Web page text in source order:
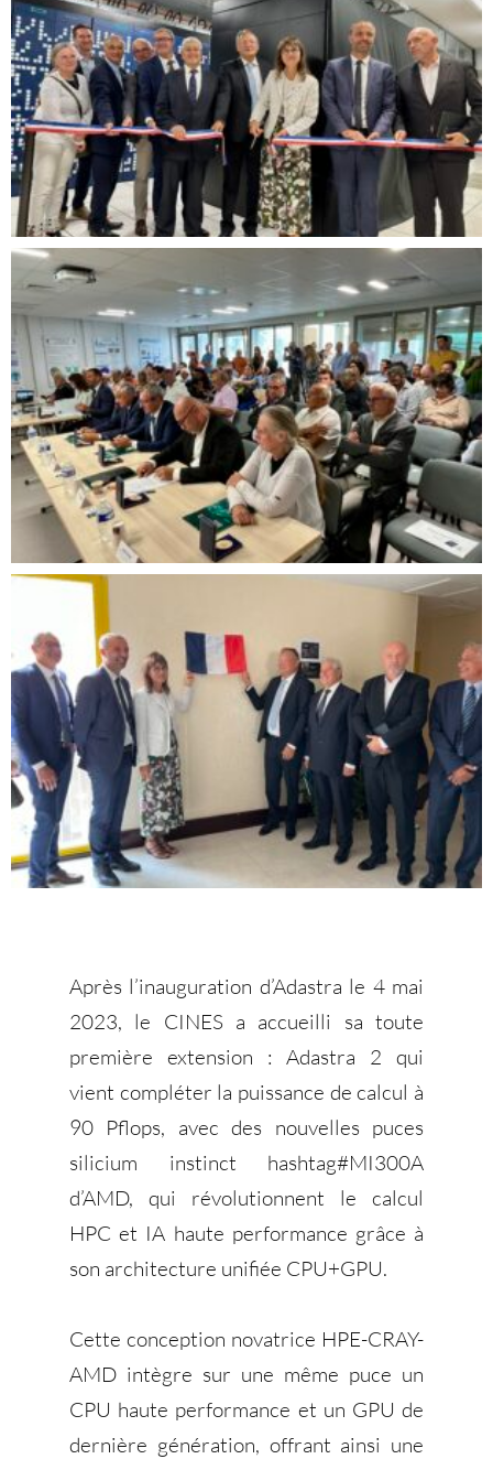
Après l’inauguration d’Adastra le 4 mai
2023, le CINES a accueilli sa toute
première extension : Adastra 2 qui
vient compléter la puissance de calcul à
90 Pflops, avec des nouvelles puces
silicium instinct hashtag#MI300A
d’AMD, qui révolutionnent le calcul
HPC et IA haute performance grâce à
son architecture unifiée CPU+GPU.
Cette conception novatrice HPE-CRAY-
AMD intègre sur une même puce un
CPU haute performance et un GPU de
dernière génération, offrant ainsi une